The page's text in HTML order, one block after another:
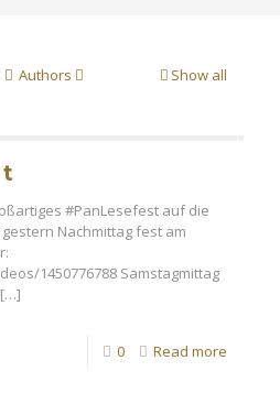
Authors Show all
#PanLesefest auf die
Nachmittag fest am
1450776788 Samstagmittag
[…]
0 Read more